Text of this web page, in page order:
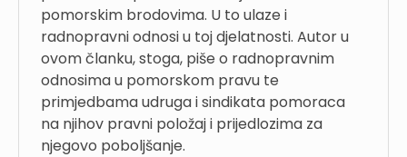
pomorskim brodovima. U to ulaze i
radnopravni odnosi u toj djelatnosti. Autor u
ovom članku, stoga, piše o radnopravnim
odnosima u pomorskom pravu te
primjedbama udruga i sindikata pomoraca
na njihov pravni položaj i prijedlozima za
njegovo poboljšanje.